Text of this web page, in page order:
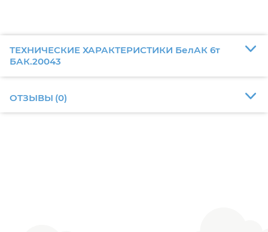
ТЕХНИЧЕСКИЕ ХАРАКТЕРИСТИКИ БелАК 6т
БАК.20043
ОТЗЫВЫ (0)